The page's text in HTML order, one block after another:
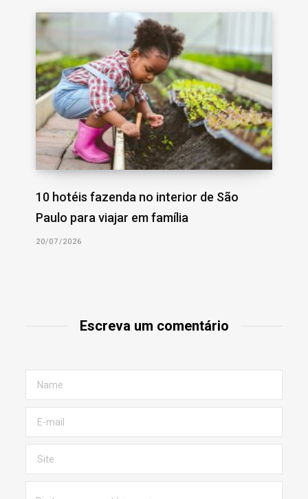
10 hotéis fazenda no interior de São
Paulo para viajar em família
20/07/2026
Escreva um comentário